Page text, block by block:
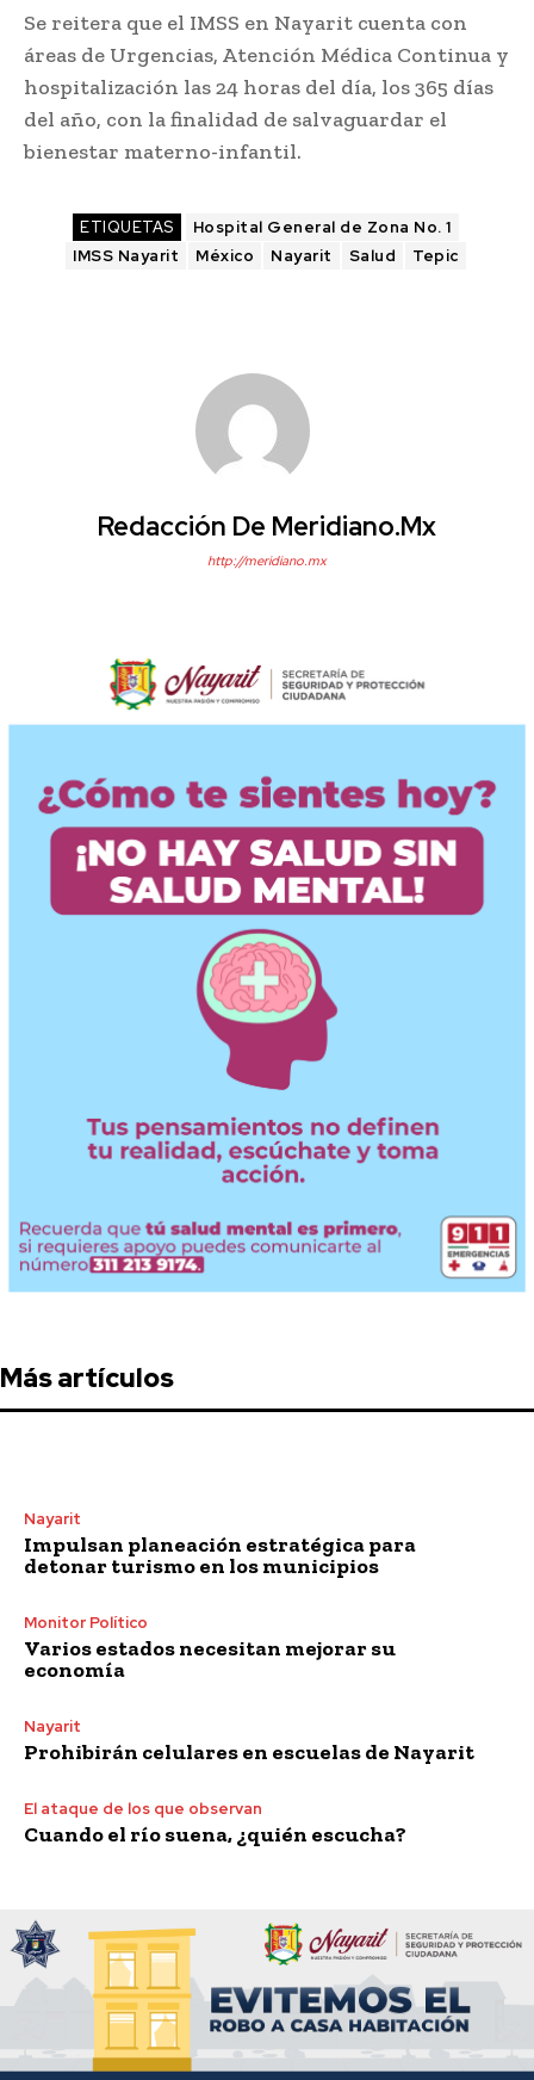
Se reitera que el IMSS en Nayarit cuenta con
áreas de Urgencias, Atención Médica Continua y
hospitalización las 24 horas del día, los 365 días
del año, con la finalidad de salvaguardar el
bienestar materno-infantil.
ETIQUETAS
Hospital General de Zona No. 1
IMSS Nayarit
México Nayarit Salud Tepic
Redacción De Meridiano.mx
http://meridiano.mx
Más artículos
Nayarit
Impulsan planeación estratégica para
detonar turismo en los municipios
Monitor Político
Varios estados necesitan mejorar su
economía
Nayarit
Prohibirán celulares en escuelas de Nayarit
El ataque de los que observan
Cuando el río suena, ¿quién escucha?